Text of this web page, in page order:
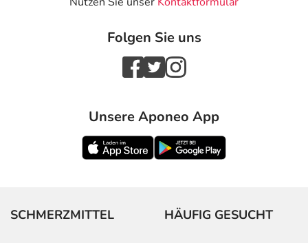
Folgen Sie uns
Unsere Aponeo App
SCHMERZMITTEL HÄUFIG GESUCHT